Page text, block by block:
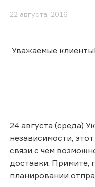
22 августа, 2016
Уважаемые клиенты!
24 августа (среда)
независимости,
связи с чем
доставки. Примите,
планировании